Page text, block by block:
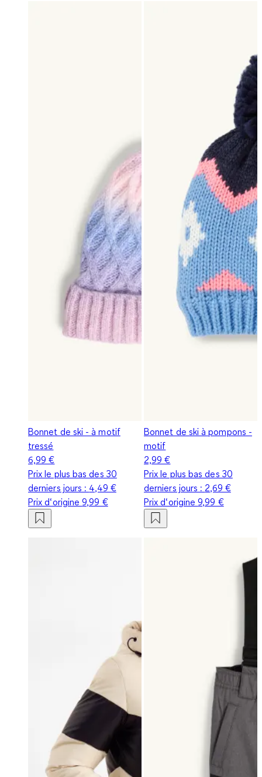
Bonnet de ski - à motif
tressé
6,99 €
Prix le plus bas des 30
derniers jours : 4,49 €
Prix d‘origine9,99 €
Bonnet de ski à pompons -
motif
2,99 €
Prix le plus bas des 30
derniers jours : 2,69 €
Prix d‘origine9,99 €